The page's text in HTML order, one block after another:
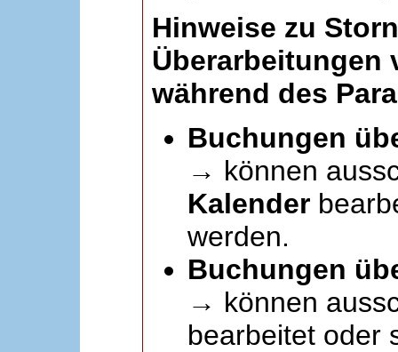
Hinweise zu
Überarbeitungen
während des
Buchungen
→ können
Kalender
werden.
Buchungen
→ können
bearbeitet oder